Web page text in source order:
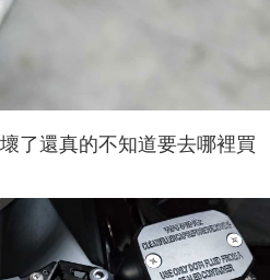
了還真的不知道要去哪裡買